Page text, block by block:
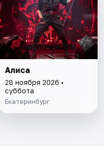
Алиса
28 ноября 2026 •
суббота
Екатеринбург